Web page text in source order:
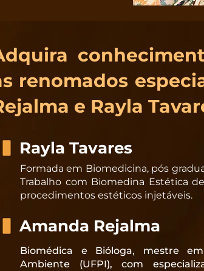
renomados
e Rayla
Rayla Tavares
Formada em Biomedicina, pós
Trabalho com Biomedina Estética
procedimentos estéticos injetáveis.
Amanda Rejalma
Biomédica e Bióloga, mestre
Ambiente (UFPI), com